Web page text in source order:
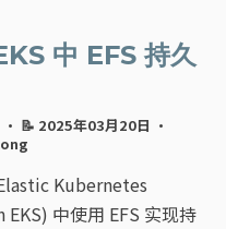
中 EFS 持久
· 📝 2025年03月20日 ·
Kubernetes
中使用 EFS 实现持